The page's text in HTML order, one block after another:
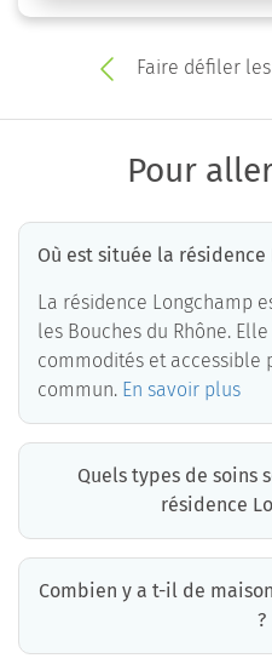
Faire défiler
Pour
Où est située la résidence
La résidence Longchamp
les Bouches du Rhône.
commodités et accessible
commun. En savoir plus
Quels types de soins
résidence
Combien y a t-il de
?